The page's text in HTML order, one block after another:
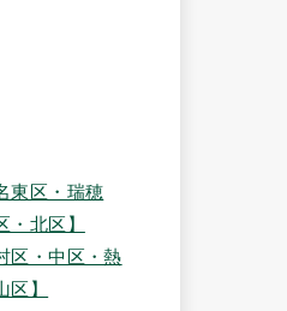
東区・瑞穂
・北区】
区・中区・熱
】